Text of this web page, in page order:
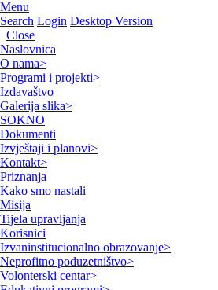
Menu
Search Login Desktop Version
Close
Naslovnica
O nama>
Programi i projekti>
Izdavaštvo
Galerija slika>
SOKNO
Dokumenti
Izvještaji i planovi>
Kontakt>
Priznanja
Kako smo nastali
Misija
Tijela upravljanja
Korisnici
Izvaninstitucionalno obrazovanje>
Neprofitno poduzetništvo>
Volonterski centar>